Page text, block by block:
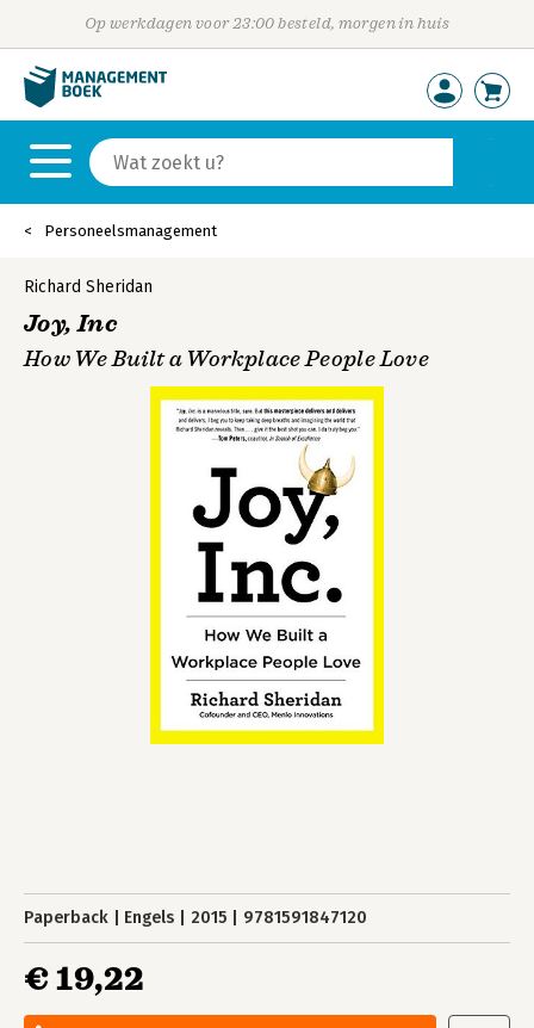
Op werkdagen voor 23:00 besteld, morgen in huis
Personeelsmanagement
Richard Sheridan
Joy, Inc
How We Built a Workplace People Love
Paperback Engels 2015 9781591847120
€ 19,22